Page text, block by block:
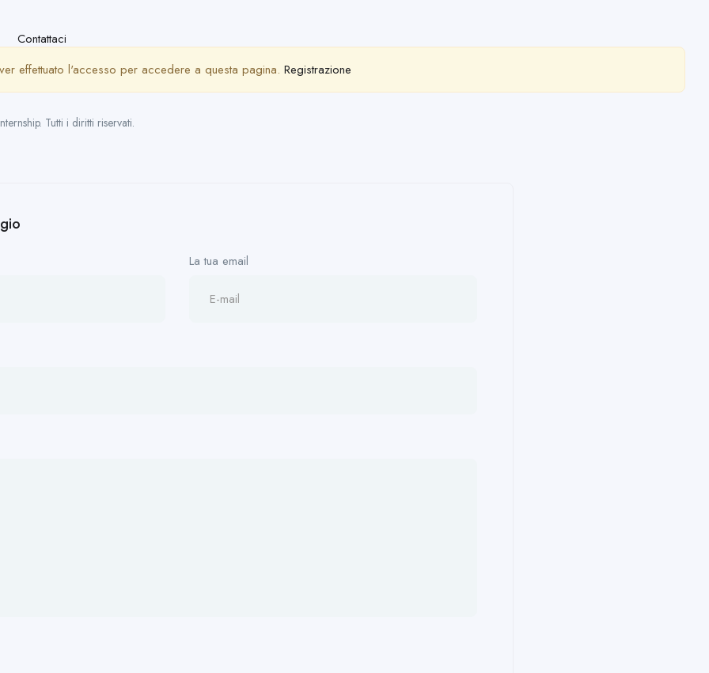
Contattaci
effettuato l'accesso per accedere a questa pagina. Registrazione
Tutti i diritti riservati.
La tua email